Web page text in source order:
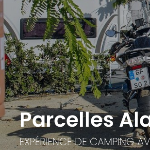
Parcelles
EXPÉRIENCE DE CAMPING